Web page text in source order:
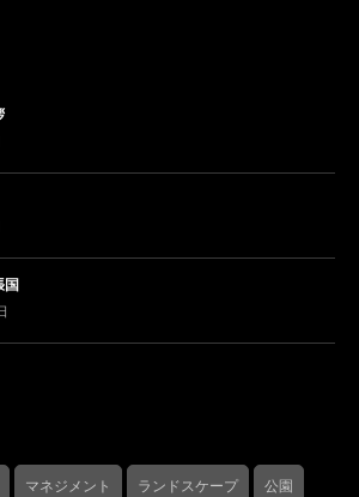
国
マネジメント ランドスケープ 公園